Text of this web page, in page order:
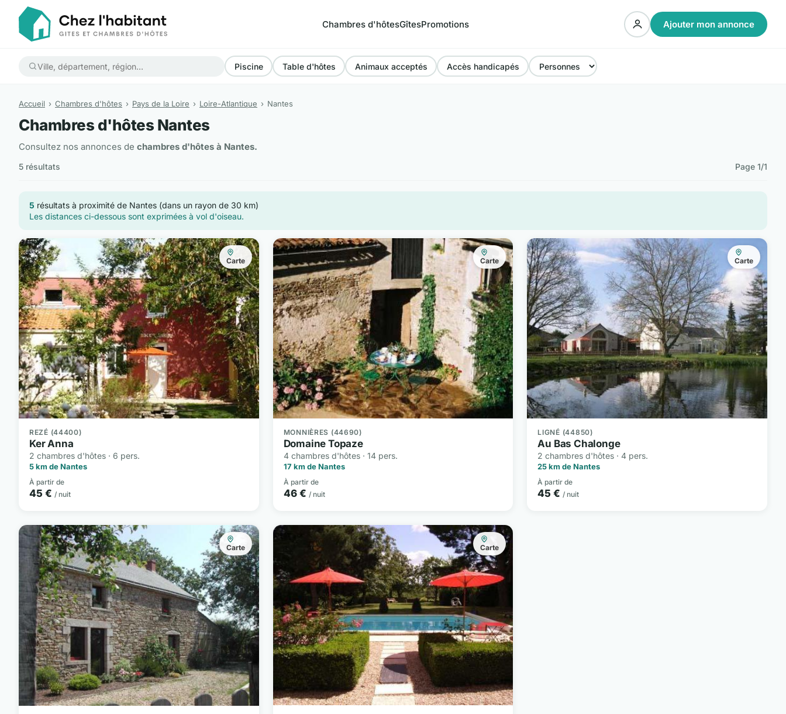
Chambres d'hôtesGîtesPromotions Ajouter mon annonce
Piscine Table d'hôtes Animaux acceptés Accès handicapés
Accueil Chambres d'hôtes Pays de la Loire Loire-Atlantique Nantes
Chambres d'hôtes Nantes
Consultez nos annonces de chambres d'hôtes à Nantes.
5 résultats Page 1/1
5 résultats à proximité de Nantes (dans un rayon de 30 km)
Les distances ci-dessous sont exprimées à vol d'oiseau.
Carte
REZÉ (44400)
Ker Anna
2 chambres d'hôtes · 6 pers.
5 km de Nantes
À partir de
45 € / nuit
Carte
MONNIÈRES (44690)
Domaine Topaze
4 chambres d'hôtes · 14 pers.
17 km de Nantes
À partir de
46 € / nuit
Carte
LIGNÉ (44850)
Au Bas Chalonge
2 chambres d'hôtes · 4 pers.
25 km de Nantes
À partir de
45 €/ nuit
Carte Carte